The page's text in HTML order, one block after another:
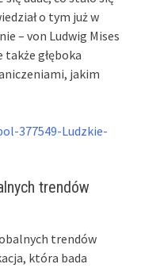
o tym już w
– von Ludwig Mises
głęboka
jakim
377549-Ludzkie-
trendów
trendów
która bada